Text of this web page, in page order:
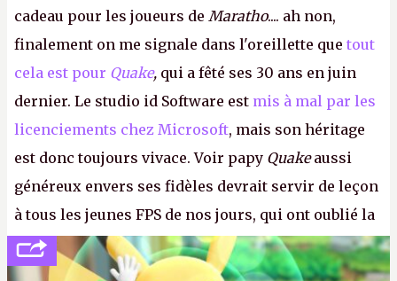
cadeau pour les joueurs de Maratho.... ah non,
finalement on me signale dans l'oreillette que tout
cela est pour Quake, qui a fêté ses 30 ans en juin
dernier. Le studio id Software est mis à mal par les
licenciements chez Microsoft, mais son héritage
est donc toujours vivace. Voir papy Quakeaussi
généreux envers ses fidèles devrait servir de leçon
à tous les jeunes FPS de nos jours, qui ont oublié la
politesse et le respect envers leurs joueurs et les
anciens. Il leur faudrait une bonne guerre des